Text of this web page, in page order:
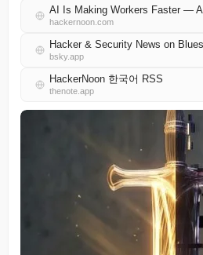
AI Is Making Workers Faster —
hackernoon.com
bsky.app
HackerNoon 한국어 RSS
thenote.app